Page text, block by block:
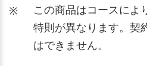
※
この商品はコースによ
特則が異なります。契
はできません。